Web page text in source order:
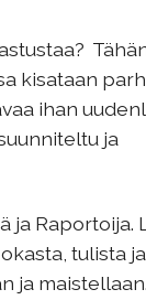
kisataan
ihan
ja
ja Raportoija.
tulista
ja maistellaan.